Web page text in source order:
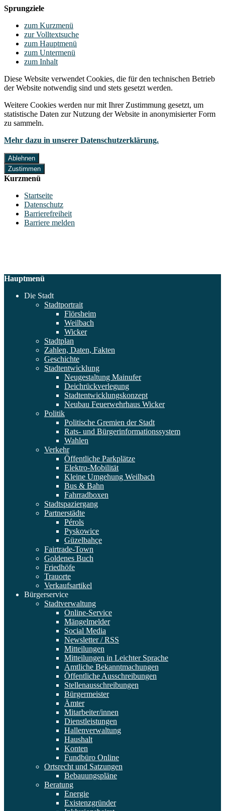
Sprungziele
zum Kurzmenü
zur Volltextsuche
zum Hauptmenü
zum Untermenü
zum Inhalt
Diese Website verwendet Cookies, die für den technischen Betrieb
der Website notwendig sind und stets gesetzt werden.
Weitere Cookies werden nur mit Ihrer Zustimmung gesetzt, um
statistische Daten zur Nutzung der Website in anonymisierter Form
zu sammeln.
Mehr dazu in unserer Datenschutzerklärung.
Ablehnen
Zustimmen
Kurzmenü
Startseite
Datenschutz
Barrierefreiheit
Barriere melden
Hauptmenü
Die Stadt
Stadtportrait
Flörsheim
Weilbach
Wicker
Stadtplan
Zahlen, Daten, Fakten
Geschichte
Stadtentwicklung
Neugestaltung Mainufer
Deichrückverlegung
Stadtentwicklungskonzept
Neubau Feuerwehrhaus Wicker
Politik
Politische Gremien der Stadt
Rats- und Bürgerinformationssystem
Wahlen
Verkehr
Öffentliche Parkplätze
Elektro-Mobilität
Kleine Umgehung Weilbach
Bus & Bahn
Fahrradboxen
Stadtspaziergang
Partnerstädte
Pérols
Pyskowice
Güzelbahçe
Fairtrade-Town
Goldenes Buch
Friedhöfe
Trauorte
Verkaufsartikel
Bürgerservice
Stadtverwaltung
Online-Service
Mängelmelder
Social Media
Newsletter / RSS
Mitteilungen
Mitteilungen in Leichter Sprache
Amtliche Bekanntmachungen
Öffentliche Ausschreibungen
Stellenausschreibungen
Bürgermeister
Ämter
Mitarbeiter/innen
Dienstleistungen
Hallenverwaltung
Haushalt
Konten
Fundbüro Online
Ortsrecht und Satzungen
Bebauungspläne
Beratung
Energie
Existenzgründer